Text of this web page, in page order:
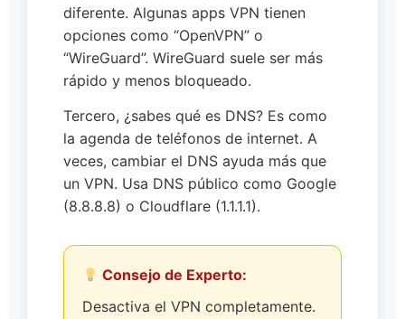
diferente. Algunas apps VPN tienen
opciones como “OpenVPN” o
“WireGuard”. WireGuard suele ser más
rápido y menos bloqueado.
Tercero, ¿sabes qué es DNS? Es como
la agenda de teléfonos de internet. A
veces, cambiar el DNS ayuda más que
un VPN. Usa DNS público como Google
(8.8.8.8) o Cloudflare (1.1.1.1).
Consejo de Experto:
Desactiva el VPN completamente.